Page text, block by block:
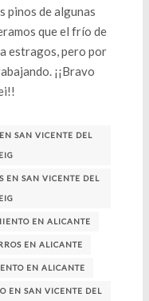
pinos de algunas
que el frío de
estragos, pero por
¡¡Bravo
SAN VICENTE DEL
EN SAN VICENTE DEL
EN ALICANTE
EN ALICANTE
EN ALICANTE
EN SAN VICENTE DEL